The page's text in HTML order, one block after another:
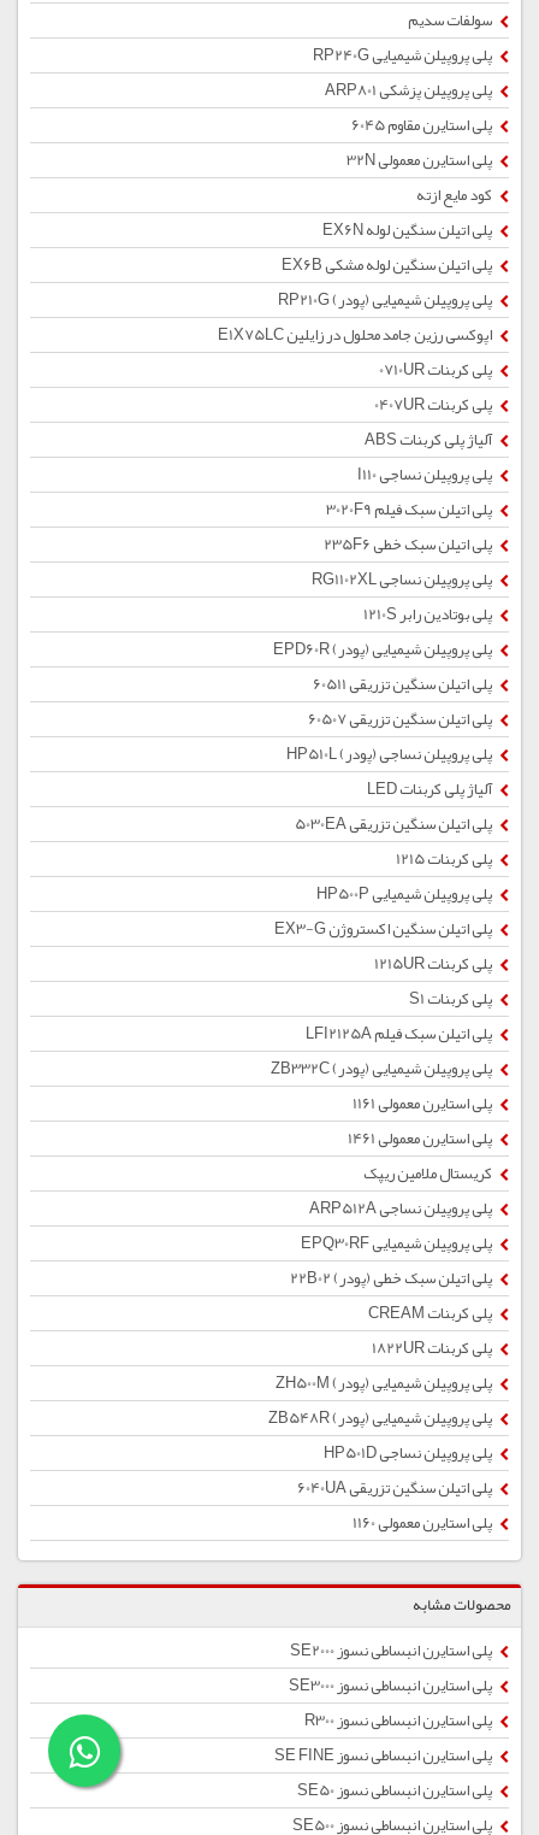
سولفات سدیم
پلی پروپیلن شیمیایی RP240G
پلی پروپیلن پزشکی ARP801
پلی استایرن مقاوم 6045
پلی استایرن معمولی 32N
کود مایع ازته
پلی اتیلن سنگین لوله EX6N
پلی اتیلن سنگین لوله مشکی EX6B
پلی پروپیلن شیمیایی (پودر) RP210G
اپوکسی رزین جامد محلول در زایلین E1X75LC
پلی کربنات 0710UR
پلی کربنات 0407UR
آلیاژ پلی کربنات ABS
پلی پروپیلن نساجی I110
پلی اتیلن سبک فیلم 3020F9
پلی اتیلن سبک خطی 235F6
پلی پروپیلن نساجی RG1102XL
پلی بوتادین رابر 1210S
پلی پروپیلن شیمیایی (پودر) EPD60R
پلی اتیلن سنگین تزریقی 60511
پلی اتیلن سنگین تزریقی 60507
پلی پروپیلن نساجی (پودر) HP510L
آلیاژ پلی کربنات LED
پلی اتیلن سنگین تزریقی 5030EA
پلی کربنات 1215
پلی پروپیلن شیمیایی HP500P
پلی اتیلن سنگین اکستروژن EX3-G
پلی کربنات 1215UR
پلی کربنات S1
پلی اتیلن سبک فیلم LFI2125A
پلی پروپیلن شیمیایی (پودر) ZB332C
پلی استایرن معمولی 1161
پلی استایرن معمولی 1461
کریستال ملامین ریپک
پلی پروپیلن نساجی ARP512A
پلی پروپیلن شیمیایی EPQ30RF
پلی اتیلن سبک خطی (پودر) 22B02
پلی کربنات CREAM
پلی کربنات 1822UR
پلی پروپیلن شیمیایی (پودر) ZH500M
پلی پروپیلن شیمیایی (پودر) ZB548R
پلی پروپیلن نساجی HP501D
پلی اتیلن سنگین تزریقی 6040UA
پلی استایرن معمولی 1160
محصولات مشابه
پلی استایرن انبساطی نسوز SE2000
پلی استایرن انبساطی نسوز SE3000
پلی استایرن انبساطی نسوز R300
پلی استایرن انبساطی نسوز SE FINE
پلی استایرن انبساطی نسوز SE50
پلی استایرن انبساطی نسوز SE500